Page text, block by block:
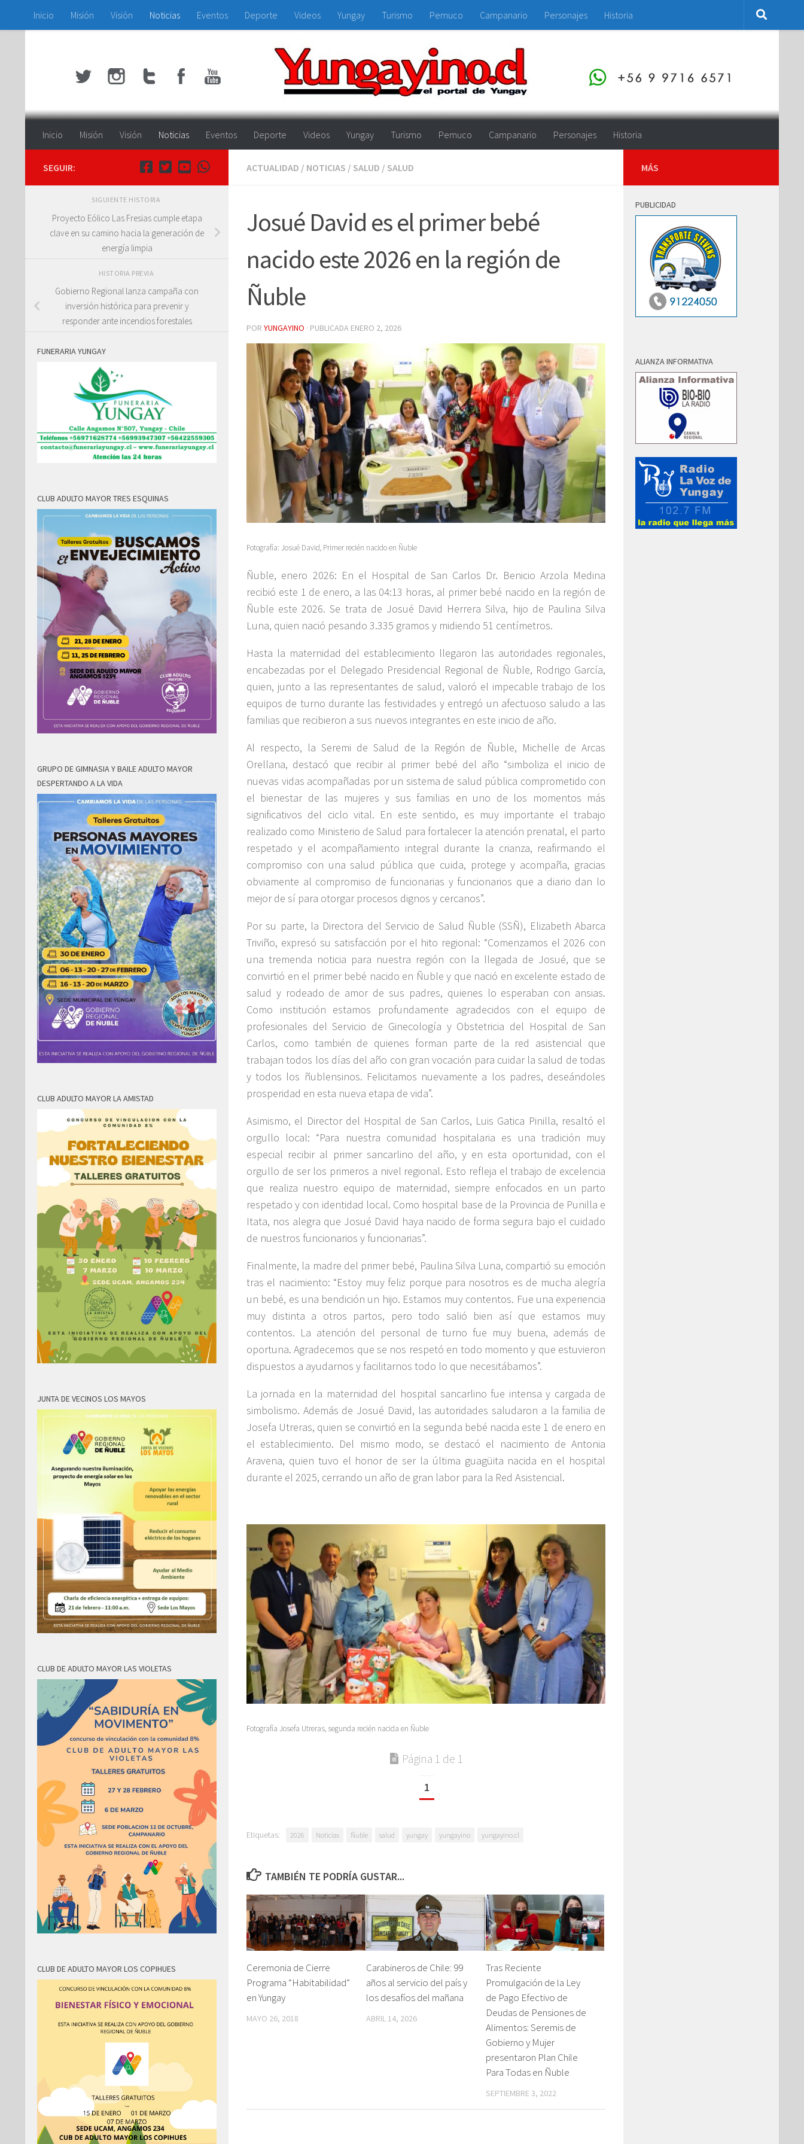
Saltar al contenido
Inicio Misión Visión Noticias Eventos Deporte Videos Yungay Turismo Pemuco Campanario Personajes Historia
Inicio Misión Visión Noticias Eventos Deporte Videos Yungay Turismo Pemuco Campanario Personajes Historia
ACTUALIDAD / NOTICIAS / SALUD / SALUD
Josué David es el primer bebé
nacido este 2026 en la región de
Ñuble
POR YUNGAYINO · PUBLICADA ENERO 2, 2026
Fotografía: Josué David, Primer recién nacido en Ñuble
Ñuble, enero 2026: En el Hospital de San Carlos Dr. Benicio Arzola Medina
recibió este 1 de enero, a las 04:13 horas, al primer bebé nacido en la región de
Ñuble este 2026. Se trata de Josué David Herrera Silva, hijo de Paulina Silva
Luna, quien nació pesando 3.335 gramos y midiendo 51 centímetros.
Hasta la maternidad del establecimiento llegaron las autoridades regionales,
encabezadas por el Delegado Presidencial Regional de Ñuble, Rodrigo García,
quien, junto a las representantes de salud, valoró el impecable trabajo de los
equipos de turno durante las festividades y entregó un afectuoso saludo a las
familias que recibieron a sus nuevos integrantes en este inicio de año.
Al respecto, la Seremi de Salud de la Región de Ñuble, Michelle de Arcas
Orellana, destacó que recibir al primer bebé del año “simboliza el inicio de
nuevas vidas acompañadas por un sistema de salud pública comprometido con
el bienestar de las mujeres y sus familias en uno de los momentos más
significativos del ciclo vital. En este sentido, es muy importante el trabajo
realizado como Ministerio de Salud para fortalecer la atención prenatal, el parto
respetado y el acompañamiento integral durante la crianza, reafirmando el
compromiso con una salud pública que cuida, protege y acompaña, gracias
obviamente al compromiso de funcionarias y funcionarios que a diario dan lo
mejor de sí para otorgar procesos dignos y cercanos”.
Por su parte, la Directora del Servicio de Salud Ñuble (SSÑ), Elizabeth Abarca
Triviño, expresó su satisfacción por el hito regional: “Comenzamos el 2026 con
una tremenda noticia para nuestra región con la llegada de Josué, que se
convirtió en el primer bebé nacido en Ñuble y que nació en excelente estado de
salud y rodeado de amor de sus padres, quienes lo esperaban con ansias.
Como institución estamos profundamente agradecidos con el equipo de
profesionales del Servicio de Ginecología y Obstetricia del Hospital de San
Carlos, como también de quienes forman parte de la red asistencial que
trabajan todos los días del año con gran vocación para cuidar la salud de todas
y todos los ñublensinos. Felicitamos nuevamente a los padres, deseándoles
prosperidad en esta nueva etapa de vida”.
Asimismo, el Director del Hospital de San Carlos, Luis Gatica Pinilla, resaltó el
orgullo local: “Para nuestra comunidad hospitalaria es una tradición muy
especial recibir al primer sancarlino del año, y en esta oportunidad, con el
orgullo de ser los primeros a nivel regional. Esto refleja el trabajo de excelencia
que realiza nuestro equipo de maternidad, siempre enfocados en un parto
respetado y con identidad local. Como hospital base de la Provincia de Punilla e
Itata, nos alegra que Josué David haya nacido de forma segura bajo el cuidado
de nuestros funcionarios y funcionarias”.
Finalmente, la madre del primer bebé, Paulina Silva Luna, compartió su emoción
tras el nacimiento: “Estoy muy feliz porque para nosotros es de mucha alegría
un bebé, es una bendición un hijo. Estamos muy contentos. Fue una experiencia
muy distinta a otros partos, pero todo salió bien así que estamos muy
contentos. La atención del personal de turno fue muy buena, además de
oportuna. Agradecemos que se nos respetó en todo momento y que estuvieron
dispuestos a ayudarnos y facilitarnos todo lo que necesitábamos”.
La jornada en la maternidad del hospital sancarlino fue intensa y cargada de
simbolismo. Además de Josué David, las autoridades saludaron a la familia de
Josefa Utreras, quien se convirtió en la segunda bebé nacida este 1 de enero en
el establecimiento. Del mismo modo, se destacó el nacimiento de Antonia
Aravena, quien tuvo el honor de ser la última guagüita nacida en el hospital
durante el 2025, cerrando un año de gran labor para la Red Asistencial.
Fotografía Josefa Utreras, segunda recién nacida en Ñuble
Página 1 de 1
1
Etiquetas: 2026 Noticias Ñuble salud yungay yungayino yungayino.cl
TAMBIÉN TE PODRÍA GUSTAR...
Ceremonia de Cierre
Programa “Habitabilidad”
en Yungay
MAYO 26, 2018
Carabineros de Chile: 99
años al servicio del país y
los desafíos del mañana
ABRIL 14, 2026
Tras Reciente
Promulgación de la Ley
de Pago Efectivo de
Deudas de Pensiones de
Alimentos: Seremis de
Gobierno y Mujer
presentaron Plan Chile
Para Todas en Ñuble
SEPTIEMBRE 3, 2022
SEGUIR:
SIGUIENTE HISTORIA
Proyecto Eólico Las Fresias cumple etapa
clave en su camino hacia la generación de
energía limpia
HISTORIA PREVIA
Gobierno Regional lanza campaña con
inversión histórica para prevenir y
responder ante incendios forestales
FUNERARIA YUNGAY
CLUB ADULTO MAYOR TRES ESQUINAS
GRUPO DE GIMNASIA Y BAILE ADULTO MAYOR
DESPERTANDO A LA VIDA
CLUB ADULTO MAYOR LA AMISTAD
JUNTA DE VECINOS LOS MAYOS
CLUB DE ADULTO MAYOR LAS VIOLETAS
CLUB DE ADULTO MAYOR LOS COPIHUES
MÁS
PUBLICIDAD
ALIANZA INFORMATIVA